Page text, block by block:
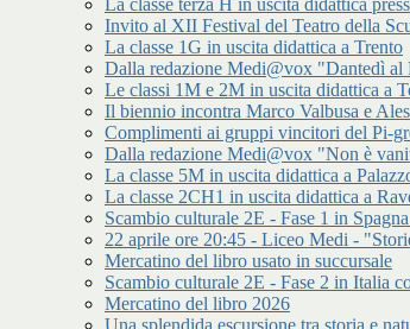
La classe terza H in uscita didattica
Invito al XII Festival del Teatro della
La classe 1G in uscita didattica a Trento
Dalla redazione Medi@vox "Dantedì al
Le classi 1M e 2M in uscita didattica a
Il biennio incontra Marco Valbusa e
Complimenti ai gruppi vincitori del Pi-
Dalla redazione Medi@vox "Non è
La classe 5M in uscita didattica a
La classe 2CH1 in uscita didattica a
Scambio culturale 2E - Fase 1 in
22 aprile ore 20:45 - Liceo Medi -
Mercatino del libro usato in succursale
Scambio culturale 2E - Fase 2 in Italia
Mercatino del libro 2026